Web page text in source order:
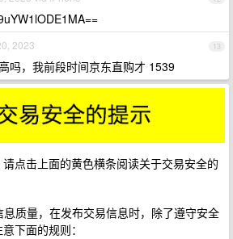
13
2023
吗，我前段时间京东直购才 1539
点击上面的黄色横条阅读关于交易安全的
质量，在发布交易信息时，除了遵守安全
下面的规则：